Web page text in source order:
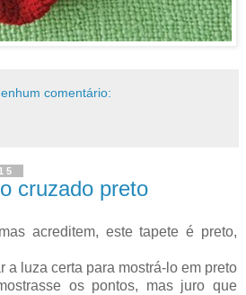
comentário:
cruzado preto
acreditem, este tapete é preto,
a luza certa para mostrá-lo em preto
os pontos, mas juro que